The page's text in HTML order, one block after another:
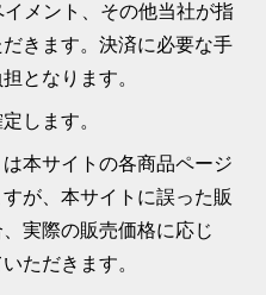
メント、その他当社が指
きます。決済に必要な手
となります。
します。
本サイトの各商品ページ
が、本サイトに誤った販
実際の販売価格に応じ
ただきます。